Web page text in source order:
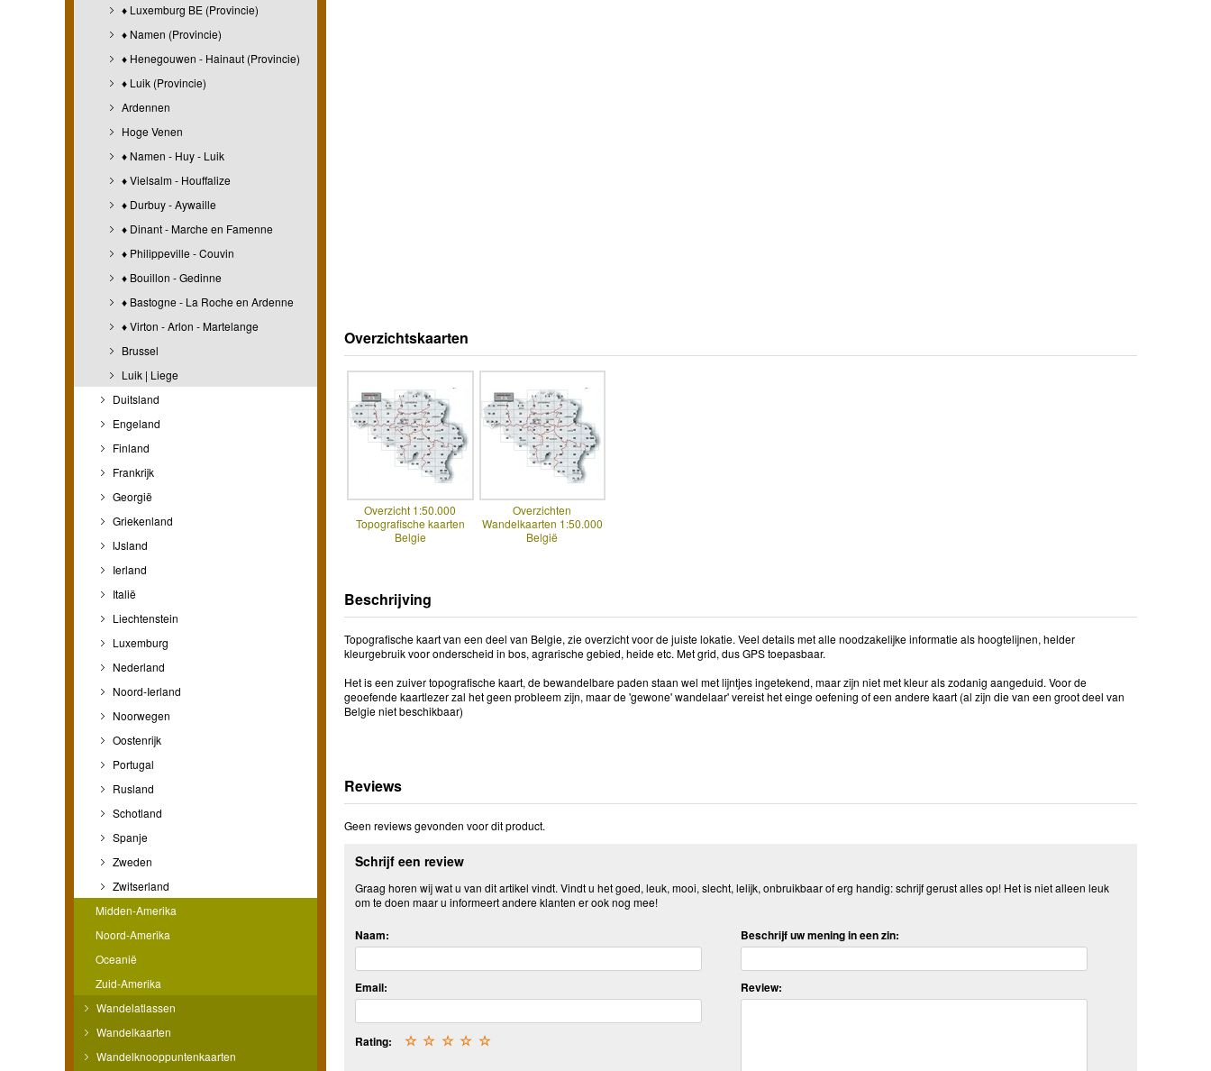
♦ Luxemburg BE (Provincie)
♦ Namen (Provincie)
♦ Henegouwen - Hainaut (Provincie)
♦ Luik (Provincie)
Ardennen
Hoge Venen
♦ Namen - Huy - Luik
♦ Vielsalm - Houffalize
♦ Durbuy - Aywaille
♦ Dinant - Marche en Famenne
♦ Philippeville - Couvin
♦ Bouillon - Gedinne
♦ Bastogne - La Roche en Ardenne
♦ Virton - Arlon - Martelange
Brussel
Luik | Liege
Duitsland
Engeland
Finland
Frankrijk
Georgië
Griekenland
IJsland
Ierland
Italië
Liechtenstein
Luxemburg
Nederland
Noord-Ierland
Noorwegen
Oostenrijk
Portugal
Rusland
Schotland
Spanje
Zweden
Zwitserland
Midden-Amerika
Noord-Amerika
Oceanië
Zuid-Amerika
Wandelatlassen
Wandelkaarten
Wandelknooppuntenkaarten
Overzichtskaarten
Overzicht 1:50.000
Topografische kaarten
Belgie
Overzichten
Wandelkaarten 1:50.000
België
Beschrijving
Topografische kaart van een deel van Belgie, zie overzicht voor de juiste lokatie. Veel details met alle noodzakelijke informatie als hoogtelijnen, helder
kleurgebruik voor onderscheid in bos, agrarische gebied, heide etc. Met grid, dus GPS toepasbaar.
Het is een zuiver topografische kaart, de bewandelbare paden staan wel met lijntjes ingetekend, maar zijn niet met kleur als zodanig aangeduid. Voor de
geoefende kaartlezer zal het geen probleem zijn, maar de 'gewone' wandelaar' vereist het einge oefening of een andere kaart (al zijn die van een groot deel van
Belgie niet beschikbaar)
Reviews
Geen reviews gevonden voor dit product.
Schrijf een review
Graag horen wij wat u van dit artikel vindt. Vindt u het goed, leuk, mooi, slecht, lelijk, onbruikbaar of erg handig: schrijf gerust alles op! Het is niet alleen leuk
om te doen maar u informeert andere klanten er ook nog mee!
Naam:
Email:
Rating: ☆
☆
☆
☆
☆
Beschrijf uw mening in een zin:
Review: